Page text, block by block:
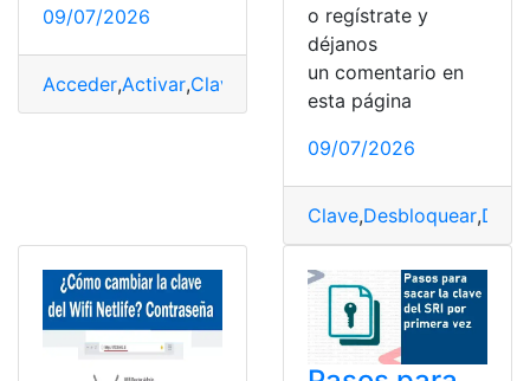
09/07/2026
Acceder,Activar,Clave Consulta, Office,Windows
o regístrate y
déjanos
un comentario en
esta página
09/07/2026
Clave,Desbloquear,